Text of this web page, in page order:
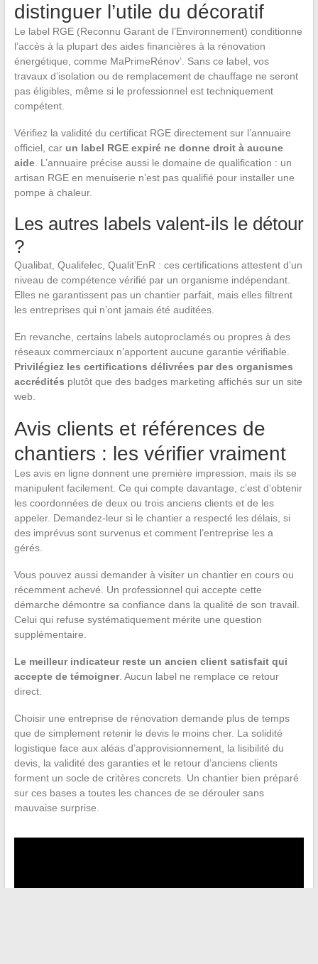
distinguer l’utile du décoratif
Le label RGE (Reconnu Garant de l’Environnement) conditionne
l’accès à la plupart des aides financières à la rénovation
énergétique, comme MaPrimeRénov’. Sans ce label, vos
travaux d’isolation ou de remplacement de chauffage ne seront
pas éligibles, même si le professionnel est techniquement
compétent.
Vérifiez la validité du certificat RGE directement sur l’annuaire
officiel, car un label RGE expiré ne donne droit à aucune
aide. L’annuaire précise aussi le domaine de qualification : un
artisan RGE en menuiserie n’est pas qualifié pour installer une
pompe à chaleur.
Les autres labels valent-ils le détour
?
Qualibat, Qualifelec, Qualit’EnR : ces certifications attestent d’un
niveau de compétence vérifié par un organisme indépendant.
Elles ne garantissent pas un chantier parfait, mais elles filtrent
les entreprises qui n’ont jamais été auditées.
En revanche, certains labels autoproclamés ou propres à des
réseaux commerciaux n’apportent aucune garantie vérifiable.
Privilégiez les certifications délivrées par des organismes
accrédités plutôt que des badges marketing affichés sur un site
web.
Avis clients et références de
chantiers : les vérifier vraiment
Les avis en ligne donnent une première impression, mais ils se
manipulent facilement. Ce qui compte davantage, c’est d’obtenir
les coordonnées de deux ou trois anciens clients et de les
appeler. Demandez-leur si le chantier a respecté les délais, si
des imprévus sont survenus et comment l’entreprise les a
gérés.
Vous pouvez aussi demander à visiter un chantier en cours ou
récemment achevé. Un professionnel qui accepte cette
démarche démontre sa confiance dans la qualité de son travail.
Celui qui refuse systématiquement mérite une question
supplémentaire.
Le meilleur indicateur reste un ancien client satisfait qui
accepte de témoigner. Aucun label ne remplace ce retour
direct.
Choisir une entreprise de rénovation demande plus de temps
que de simplement retenir le devis le moins cher. La solidité
logistique face aux aléas d’approvisionnement, la lisibilité du
devis, la validité des garanties et le retour d’anciens clients
forment un socle de critères concrets. Un chantier bien préparé
sur ces bases a toutes les chances de se dérouler sans
mauvaise surprise.